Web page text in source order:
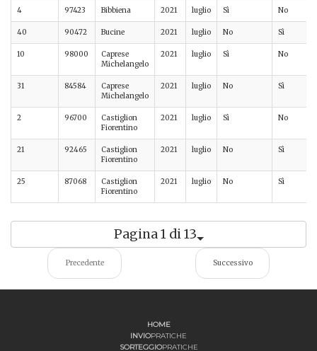
4 97423 Bibbiena 2021 luglio Sì No
40 90472 Bucine 2021 luglio No Sì
10 98000
Caprese
Michelangelo
2021 luglio Sì No
31 84584
Caprese
Michelangelo
2021 luglio No Sì
2 96700
Castiglion
Fiorentino
2021 luglio Sì No
21 92465
Castiglion
Fiorentino
2021 luglio No Sì
25 87068
Castiglion
Fiorentino
2021 luglio No Sì
Pagina 1 di 13
Precedente Successivo
HOME
INVIOPRATICHE
SORTEGGIOPRATICHE